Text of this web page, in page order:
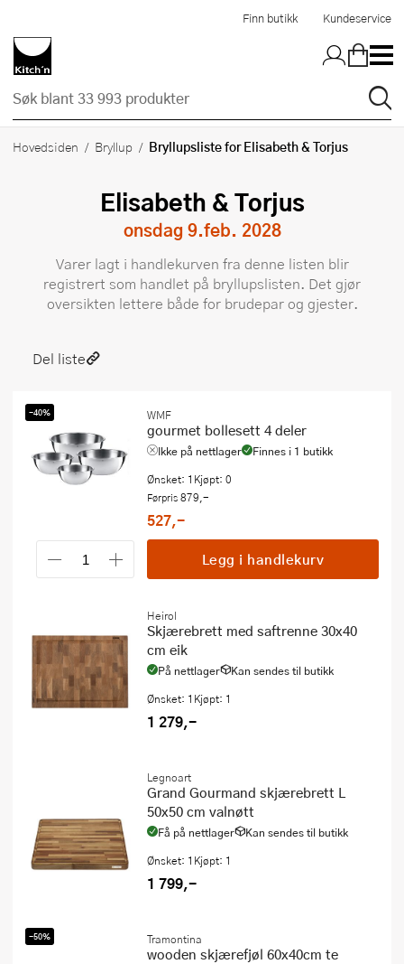
Finn butikk Kundeservice
Hovedsiden Bryllup Bryllupsliste for Elisabeth & Torjus
Elisabeth & Torjus
onsdag 9.feb. 2028
Varer lagt i handlekurven fra denne listen blir
registrert som handlet på bryllupslisten. Det gjør
oversikten lettere både for brudepar og gjester.
Del liste
-40% WMF
gourmet bollesett 4 deler
Ikke på nettlager Finnes i 1 butikk
Ønsket: 1 Kjøpt: 0
Førpris879,-
527,-
Legg i handlekurv
Heirol
Skjærebrett med saftrenne 30x40
cm eik
På nettlager Kan sendes til butikk
Ønsket: 1 Kjøpt: 1
1 279,-
Legnoart
Grand Gourmand skjærebrett L
50x50 cm valnøtt
Få på nettlager Kan sendes til butikk
Ønsket: 1 Kjøpt: 1
1 799,-
-50% Tramontina
wooden skjærefjøl 60x40cm te